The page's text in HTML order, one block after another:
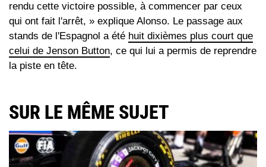
rendu cette victoire possible, à commencer par ceux
qui ont fait l'arrêt, » explique Alonso. Le passage aux
stands de l'Espagnol a été huit dixièmes plus court que
celui de Jenson Button, ce qui lui a permis de reprendre
la piste en tête.
SUR LE MÊME SUJET